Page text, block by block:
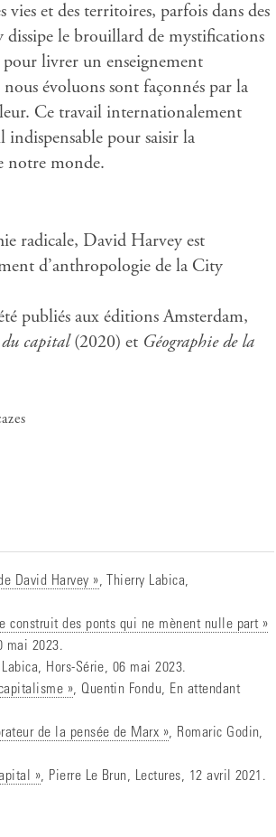
vies et des territoires, parfois dans des
dissipe le brouillard de mystifications
livrer un enseignement
nous évoluons sont façonnés par la
Ce travail internationalement
pour saisir la
notre monde.
radicale, David Harvey est
d’anthropologie de la City
publiés aux éditions Amsterdam,
capital(2020) et Géographie de la
David Harvey », Thierry Labica,
construit des ponts qui ne mènent nulle part »
mai 2023.
Hors-Série, 06 mai 2023.
», Quentin Fondu, En attendant
de la pensée de Marx », Romaric Godin,
», Pierre Le Brun, Lectures, 12 avril 2021.